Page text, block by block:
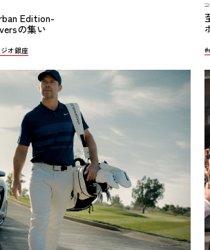
Edition-
の集い
オ銀座